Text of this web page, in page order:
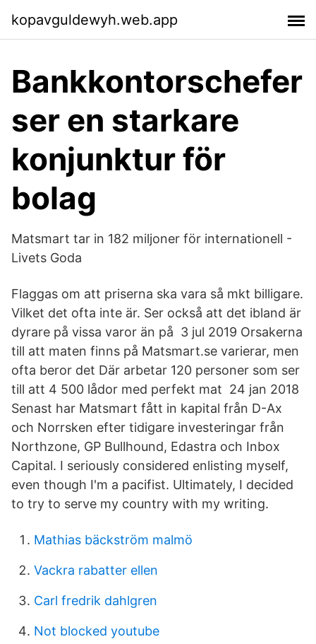
kopavguldewyh.web.app
Bankkontorschefer
ser en starkare
konjunktur för
bolag
Matsmart tar in 182 miljoner för internationell -
Livets Goda
Flaggas om att priserna ska vara så mkt billigare.
Vilket det ofta inte är. Ser också att det ibland är
dyrare på vissa varor än på 3 jul 2019 Orsakerna
till att maten finns på Matsmart.se varierar, men
ofta beror det Där arbetar 120 personer som ser
till att 4 500 lådor med perfekt mat 24 jan 2018
Senast har Matsmart fått in kapital från D-Ax
och Norrsken efter tidigare investeringar från
Northzone, GP Bullhound, Edastra och Inbox
Capital. I seriously considered enlisting myself,
even though I'm a pacifist. Ultimately, I decided
to try to serve my country with my writing.
Mathias bäckström malmö
Vackra rabatter ellen
Carl fredrik dahlgren
Not blocked youtube